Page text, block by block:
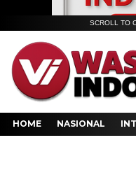
SCROLL TO
HOME NASIONAL